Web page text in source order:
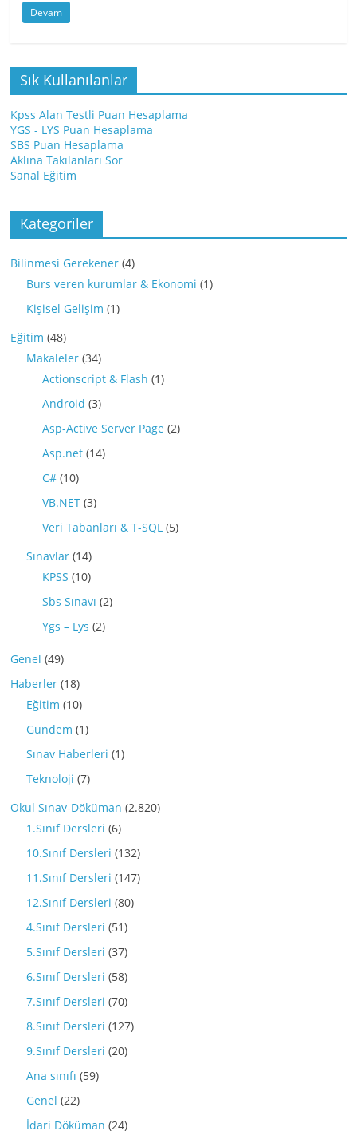
Devam
Sık Kullanılanlar
Kpss Alan Testli Puan Hesaplama
YGS - LYS Puan Hesaplama
SBS Puan Hesaplama
Aklına Takılanları Sor
Sanal Eğitim
Kategoriler
Bilinmesi Gerekener (4)
Burs veren kurumlar & Ekonomi (1)
Kişisel Gelişim (1)
Eğitim (48)
Makaleler (34)
Actionscript & Flash (1)
Android (3)
Asp-Active Server Page (2)
Asp.net (14)
C# (10)
VB.NET (3)
Veri Tabanları & T-SQL (5)
Sınavlar (14)
KPSS (10)
Sbs Sınavı (2)
Ygs – Lys (2)
Genel (49)
Haberler (18)
Eğitim (10)
Gündem (1)
Sınav Haberleri (1)
Teknoloji (7)
Okul Sınav-Döküman (2.820)
1.Sınıf Dersleri (6)
10.Sınıf Dersleri (132)
11.Sınıf Dersleri (147)
12.Sınıf Dersleri (80)
4.Sınıf Dersleri (51)
5.Sınıf Dersleri (37)
6.Sınıf Dersleri (58)
7.Sınıf Dersleri (70)
8.Sınıf Dersleri (127)
9.Sınıf Dersleri (20)
Ana sınıfı (59)
Genel (22)
İdari Döküman (24)